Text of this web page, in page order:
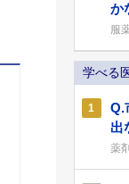
か
服
学べる
1
Q.
出
薬